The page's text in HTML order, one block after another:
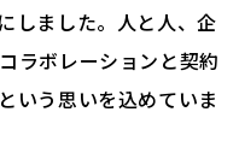
しました。人と人、企
ラボレーションと契約
いう思いを込めていま